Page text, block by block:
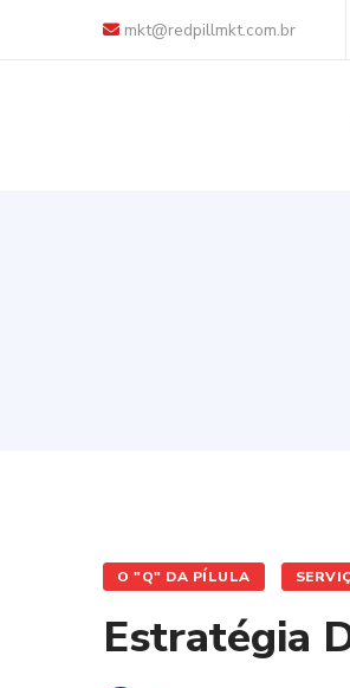
mkt@redpillmkt.com.br
O "Q" DA PÍLULA
Estratégia